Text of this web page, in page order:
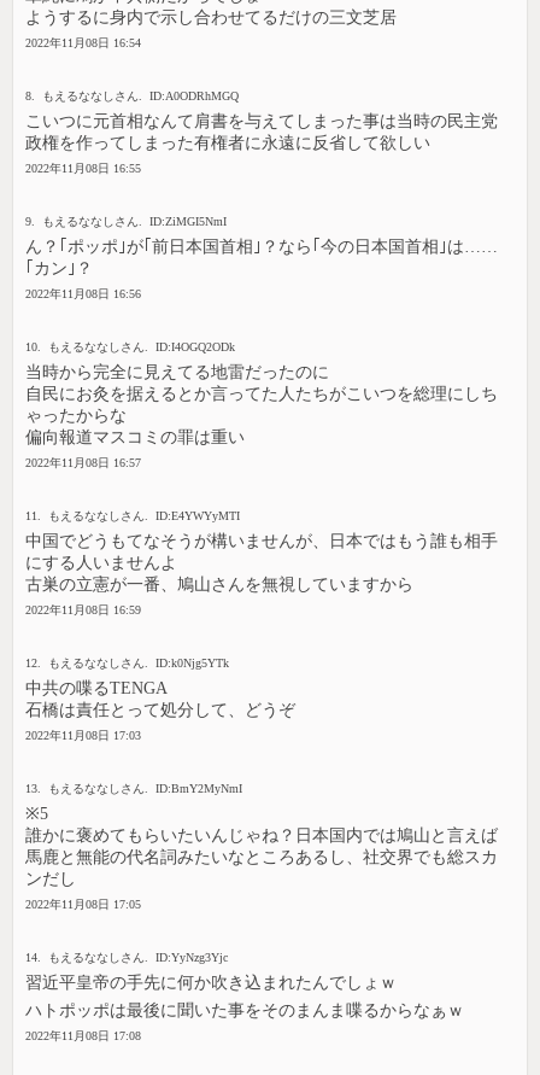
ようするに身内で示し合わせてるだけの三文芝居
2022年11月08日 16:54
8. もえるななしさん. ID:A0ODRhMGQ
こいつに元首相なんて肩書を与えてしまった事は当時の民主党
政権を作ってしまった有権者に永遠に反省して欲しい
2022年11月08日 16:55
9. もえるななしさん. ID:ZiMGI5NmI
ん？｢ポッポ｣が｢前日本国首相｣？なら｢今の日本国首相｣は……
｢カン｣？
2022年11月08日 16:56
10. もえるななしさん. ID:I4OGQ2ODk
当時から完全に見えてる地雷だったのに
自民にお灸を据えるとか言ってた人たちがこいつを総理にしち
ゃったからな
偏向報道マスコミの罪は重い
2022年11月08日 16:57
11. もえるななしさん. ID:E4YWYyMTI
中国でどうもてなそうが構いませんが、日本ではもう誰も相手
にする人いませんよ
古巣の立憲が一番、鳩山さんを無視していますから
2022年11月08日 16:59
12. もえるななしさん. ID:k0Njg5YTk
中共の喋るTENGA
石橋は責任とって処分して、どうぞ
2022年11月08日 17:03
13. もえるななしさん. ID:BmY2MyNmI
※5
誰かに褒めてもらいたいんじゃね？日本国内では鳩山と言えば
馬鹿と無能の代名詞みたいなところあるし、社交界でも総スカ
ンだし
2022年11月08日 17:05
14. もえるななしさん. ID:YyNzg3Yjc
習近平皇帝の手先に何か吹き込まれたんでしょｗ
ハトポッポは最後に聞いた事をそのまんま喋るからなぁｗ
2022年11月08日 17:08